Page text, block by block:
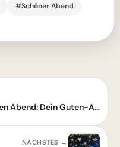
#Schöner Abend
Gemütlichen und schönen Abend: Dein Guten-Abend-Grußbild zum Teilen!
NÄCHSTES →